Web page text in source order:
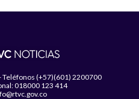
Teléfonos (+57)(601) 2200700
018000 123 414